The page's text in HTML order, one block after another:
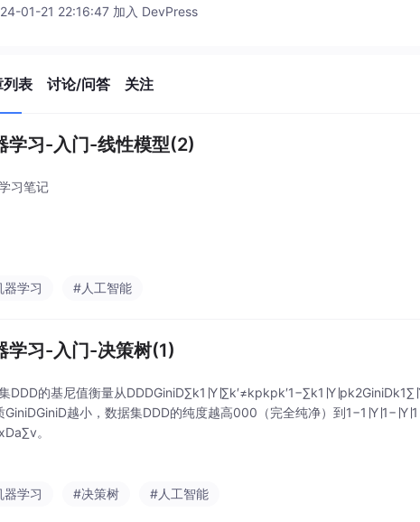
01-21 22:16:47 加入 DevPress
列表 讨论/问答 关注
学习-入门-线性模型(2)
习笔记
器学习 #人工智能
学习-入门-决策树(1)
DDD的基尼值衡量从
GiniDGiniD越小，数据集DDD的纯度越高000（完全纯净）到
。
器学习 #决策树 #人工智能